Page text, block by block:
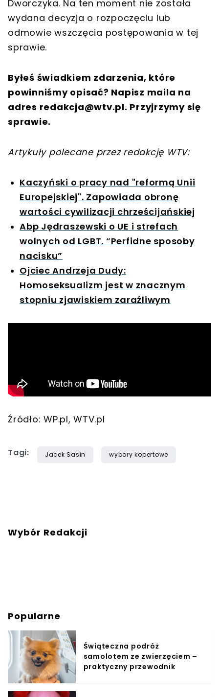
Dworczyka. Na ten moment nie została
wydana decyzja o rozpoczęciu lub
odmowie wszczęcia postępowania w tej
sprawie.
Byłeś świadkiem zdarzenia, które
powinniśmy opisać? Napisz maila na
adres redakcja@wtv.pl. Przyjrzymy się
sprawie.
Artykuły polecane przez redakcję WTV:
Kaczyński o pracy nad "reformą Unii
Europejskiej". Zapowiada obronę
wartości cywilizacji chrześcijańskiej
Abp Jędraszewski o UE i strefach
wolnych od LGBT. “Perfidne sposoby
nacisku”
Ojciec Andrzeja Dudy:
Homoseksualizm jest w znacznym
stopniu zjawiskiem zaraźliwym
Źródło: WP.pl, WTV.pl
Tagi: Jacek Sasin wybory kopertowe
Wybór Redakcji
Popularne
Świąteczna podróż
samolotem ze zwierzęciem –
praktyczny przewodnik